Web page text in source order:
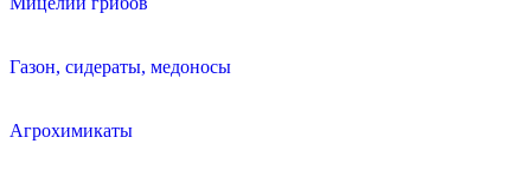
Газон, сидераты, медоносы
Агрохимикаты